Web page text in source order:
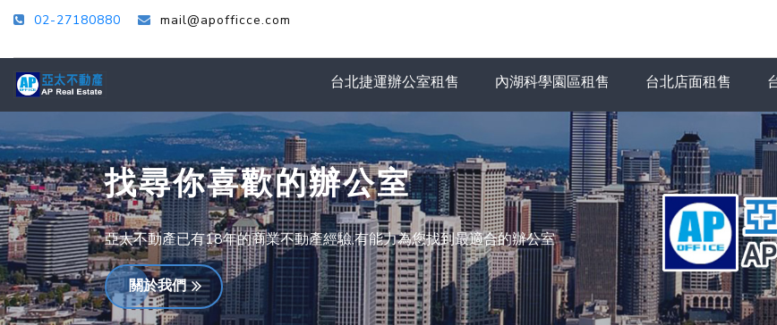
02-27180880 mail@apofficce.com
台北捷運辦公室租售 內湖科學園區租售 台北店面租售
找尋你喜歡的辦公室
亞太不動產已有18年的商業不動產經驗,有能力為您找到最適合的辦公室
關於我們